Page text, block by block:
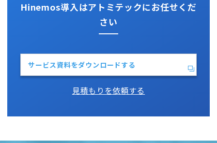
Hinemos導入はアトミテックにお任せくだ
さい
サービス資料をダウンロードする
見積もりを依頼する